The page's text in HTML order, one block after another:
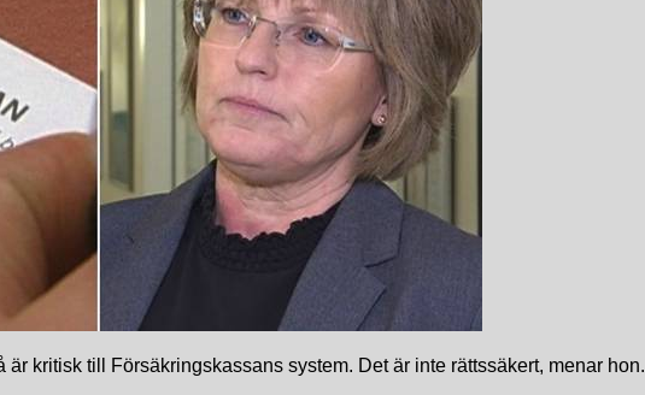
kritisk till Försäkringskassans system. Det är inte rättssäkert, menar hon.